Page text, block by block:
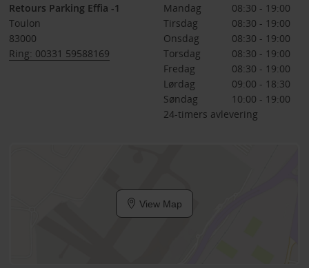
Retours Parking Effia -1
Toulon
83000
Ring: 00331 59588169
Mandag
08:30 - 19:00
Tirsdag
08:30 - 19:00
Onsdag
08:30 - 19:00
Torsdag
08:30 - 19:00
Fredag
08:30 - 19:00
Lørdag
09:00 - 18:30
Søndag
10:00 - 19:00
24-timers avlevering
View Map